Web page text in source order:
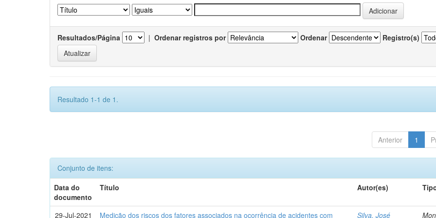
Resultados/Página | Ordenar registros por Ordenar Registro(s)
Resultado 1-1 de 1.
Anterior 1
Conjunto de itens:
Data do
documento
Título Autor(es)
29-Jul-2021 Medição dos riscos dos fatores associados na ocorrência de acidentes com Silva, José